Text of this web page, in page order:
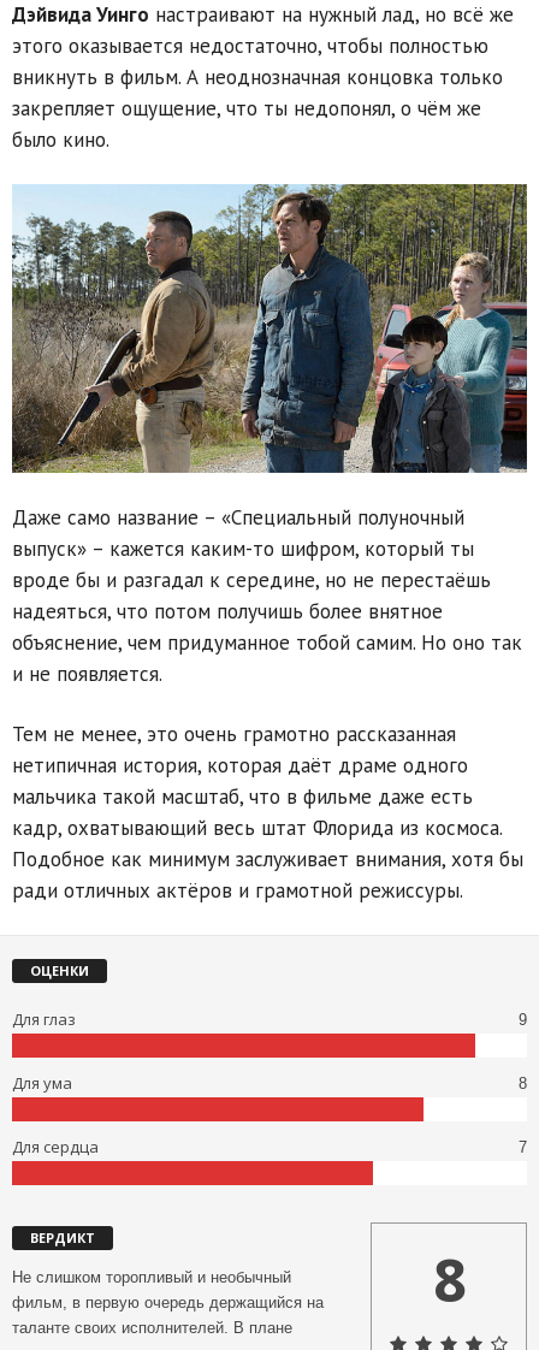
Дэйвида Уинго настраивают на нужный лад, но всё же
этого оказывается недостаточно, чтобы полностью
вникнуть в фильм. А неоднозначная концовка только
закрепляет ощущение, что ты недопонял, о чём же
было кино.
Даже само название – «Специальный полуночный
выпуск» – кажется каким-то шифром, который ты
вроде бы и разгадал к середине, но не перестаёшь
надеяться, что потом получишь более внятное
объяснение, чем придуманное тобой самим. Но оно так
и не появляется.
Тем не менее, это очень грамотно рассказанная
нетипичная история, которая даёт драме одного
мальчика такой масштаб, что в фильме даже есть
кадр, охватывающий весь штат Флорида из космоса.
Подобное как минимум заслуживает внимания, хотя бы
ради отличных актёров и грамотной режиссуры.
ОЦЕНКИ
Для глаз 9
Для ума 8
Для сердца 7
ВЕРДИКТ
Не слишком торопливый и необычный
фильм, в первую очередь держащийся на
таланте своих исполнителей. В плане
8